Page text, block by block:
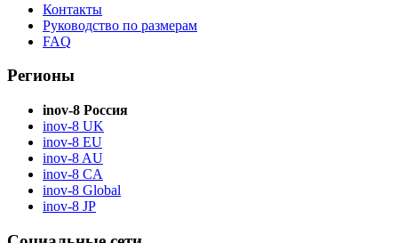
Контакты
Руководство по размерам
FAQ
Регионы
inov-8 Россия
inov-8 UK
inov-8 EU
inov-8 AU
inov-8 CA
inov-8 Global
inov-8 JP